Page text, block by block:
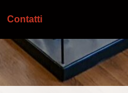
Contatti